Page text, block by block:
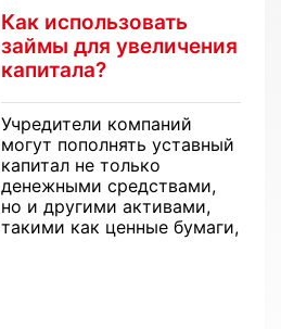
Как использовать
займы для увеличения
капитала?
Учредители компаний
могут пополнять уставный
капитал не только
денежными средствами,
но и другими активами,
такими как ценные бумаги,